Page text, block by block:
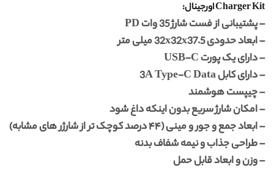
Charger Kit اورجینال:
– پشتیبانی از فست شارژ 35 وات PD
– ابعاد حدودی 32x32x37.5 میلی متر
– دارای یک پورت USB-C
– دارای کابل 3A Type-C Data
– چیپست هوشمند
– امکان شارژ سریع بدون اینکه داغ شود
– ابعاد جمع و جور و مینی (۴۴ درصد کوچک تر از شارژر های مشابه)
– طراحی جذاب و نیمه شفاف بدنه
– وزن و ابعاد قابل حمل